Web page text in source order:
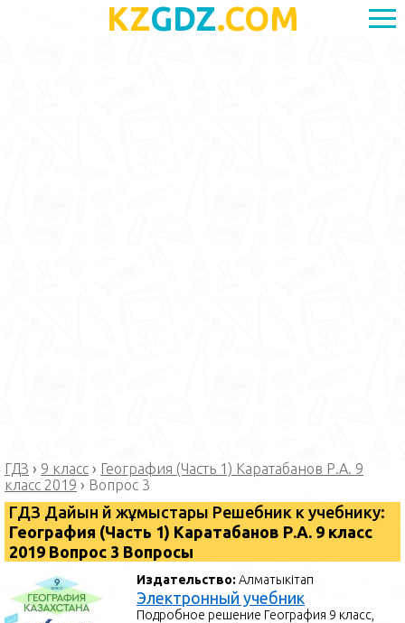
KZGDZ.COM
ГДЗ › 9 класс › География (Часть 1) Каратабанов Р.А. 9
класс 2019 › Вопрос 3
ГДЗ Дайын үй жұмыстары Решебник к учебнику:
География (Часть 1) Каратабанов Р.А. 9 класс
2019 Вопрос 3 Вопросы
Издательство:Алматыкітап
Электронный учебник
Подробное решение География 9 класс,